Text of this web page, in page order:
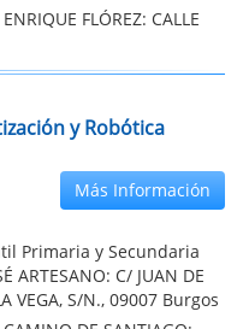
FLÓREZ: CALLE
y Robótica
Más Información
Primaria y Secundaria
ARTESANO: C/ JUAN DE
VEGA, S/N., 09007 Burgos